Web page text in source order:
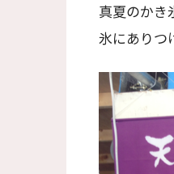
真夏のかき
氷にありつ